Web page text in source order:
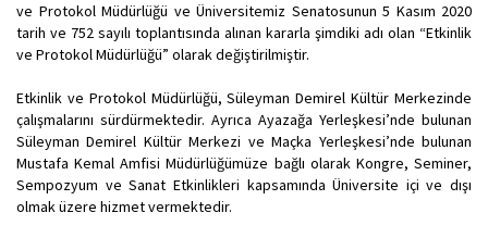
ve Protokol Müdürlüğü ve Üniversitemiz Senatosunun 5 Kasım 2020
tarih ve 752 sayılı toplantısında alınan kararla şimdiki adı olan “Etkinlik
ve Protokol Müdürlüğü” olarak değiştirilmiştir.
Etkinlik ve Protokol Müdürlüğü, Süleyman Demirel Kültür Merkezinde
çalışmalarını sürdürmektedir. Ayrıca Ayazağa Yerleşkesi’nde bulunan
Süleyman Demirel Kültür Merkezi ve Maçka Yerleşkesi’nde bulunan
Mustafa Kemal Amfisi Müdürlüğümüze bağlı olarak Kongre, Seminer,
Sempozyum ve Sanat Etkinlikleri kapsamında Üniversite içi ve dışı
olmak üzere hizmet vermektedir.